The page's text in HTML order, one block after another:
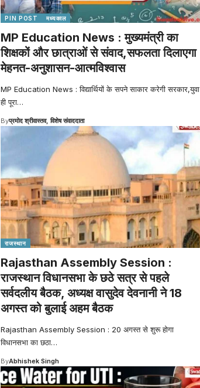
PIN POST मध्यकाल
MP Education News : मुख्यमंत्री का
शिक्षकों और छात्राओं से संवाद,सफलता दिलाएगा
मेहनत-अनुशासन-आत्मविश्वास
MP Education News : विद्यार्थियों के सपने साकार करेगी सरकार,युवा
ही पूरा…
Byप्रमोद श्रीवास्तव, विशेष संवाददाता
राजस्थान
Rajasthan Assembly Session :
राजस्थान विधानसभा के छठे सत्र से पहले
सर्वदलीय बैठक, अध्यक्ष वासुदेव देवनानी ने 18
अगस्त को बुलाई अहम बैठक
Rajasthan Assembly Session : 20 अगस्त से शुरू होगा
विधानसभा का छठा…
ByAbhishek Singh